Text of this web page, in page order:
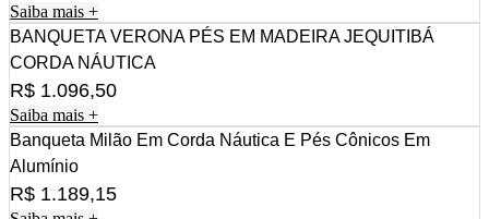
Saiba mais +
BANQUETA VERONA PÉS EM MADEIRA JEQUITIBÁ
CORDA NÁUTICA
R$ 1.096,50
Saiba mais +
Banqueta Milão Em Corda Náutica E Pés Cônicos Em
Alumínio
R$ 1.189,15